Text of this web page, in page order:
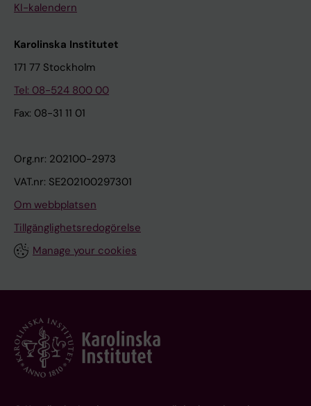
KI-kalendern
Karolinska Institutet
171 77 Stockholm
Tel: 08-524 800 00
Fax: 08-31 11 01
Org.nr: 202100-2973
VAT.nr: SE202100297301
Om webbplatsen
Tillgänglighetsredogörelse
Manage your cookies